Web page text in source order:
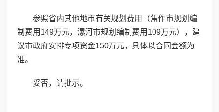
参照省内其他地市有关规划费用（焦作市规划编
制费用149万元，漯河市规划编制费用109万元），建
议市政府安排专项资金150万元，具体以合同金额为
准。
妥否，请批示。